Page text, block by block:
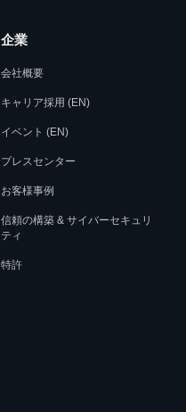
企業
会社概要
キャリア採用 (EN)
イベント (EN)
プレスセンター
お客様事例
信頼の構築 & サイバーセキュリ
ティ
特許